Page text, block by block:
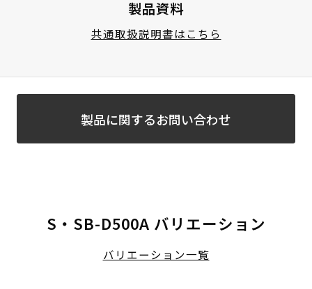
製品資料
共通取扱説明書はこちら
製品に関するお問い合わせ
S・SB-D500A バリエーション
バリエーション一覧